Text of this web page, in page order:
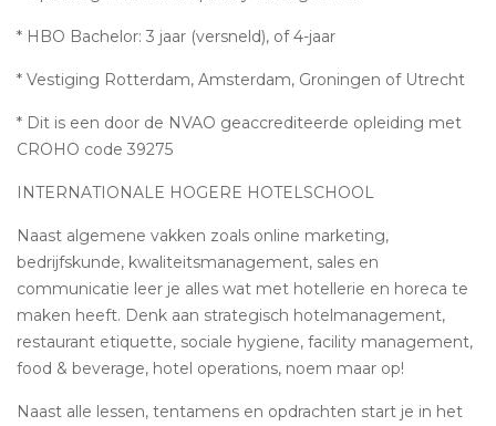
* HBO Bachelor: 3 jaar (versneld), of 4-jaar
* Vestiging Rotterdam, Amsterdam, Groningen of Utrecht
* Dit is een door de NVAO geaccrediteerde opleiding met
CROHO code 39275
INTERNATIONALE HOGERE HOTELSCHOOL
Naast algemene vakken zoals online marketing,
bedrijfskunde, kwaliteitsmanagement, sales en
communicatie leer je alles wat met hotellerie en horeca te
maken heeft. Denk aan strategisch hotelmanagement,
restaurant etiquette, sociale hygiene, facility management,
food & beverage, hotel operations, noem maar op!
Naast alle lessen, tentamens en opdrachten start je in het